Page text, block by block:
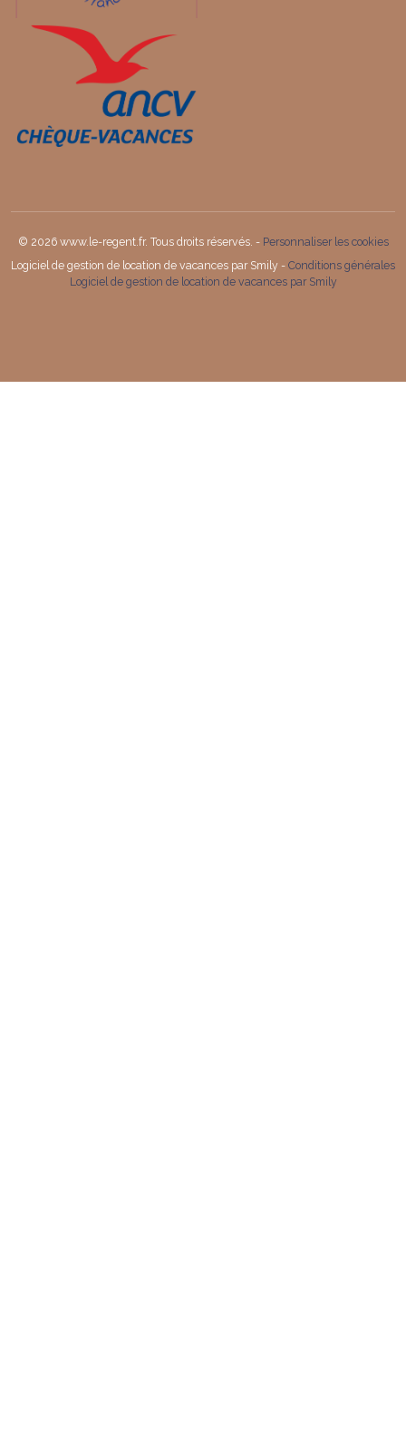
© 2026 www.le-regent.fr. Tous droits réservés. - Personnaliser les cookies
Logiciel de gestion de location de vacances par Smily - Conditions générales
Logiciel de gestion de location de vacances par Smily